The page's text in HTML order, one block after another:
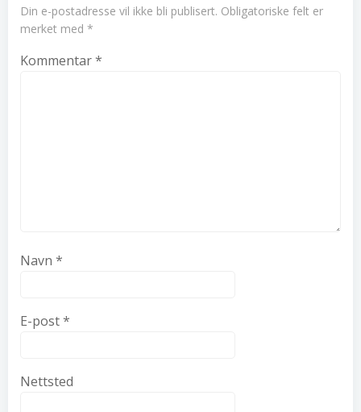
Din e-postadresse vil ikke bli publisert. Obligatoriske felt er
merket med *
Kommentar*
Navn *
E-post*
Nettsted